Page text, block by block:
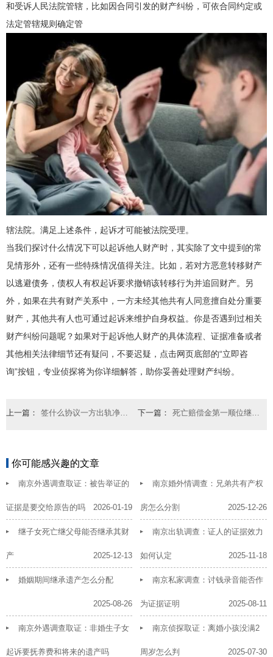
和受诉人民法院管辖，比如因合同引发的财产纠纷，可依合同约定或
法定管辖规则确定管
辖法院。满足上述条件，起诉才可能被法院受理。
当我们探讨什么情况下可以起诉他人财产时，其实除了文中提到的常
见情形外，还有一些特殊情况值得关注。比如，若对方恶意转移财产
以逃避债务，债权人有权起诉要求撤销该转移行为并追回财产。另
外，如果在共有财产关系中，一方未经其他共有人同意擅自处分重要
财产，其他共有人也可通过起诉来维护自身权益。你是否遇到过相关
财产纠纷问题呢？如果对于起诉他人财产的具体流程、证据准备或者
其他相关法律细节还有疑问，不要迟疑，点击网页底部的“立即咨
询”按钮，专业侦探将为你详细解答，助你妥善处理财产纠纷。
上一篇： 下一篇：
你可能感兴趣的文章
南京外遇调查取证：被告举证的
证据是要交给原告的吗 2026-01-19
南京婚外情调查：兄弟共有产权
房怎么分割 2025-12-26
继子女死亡继父母能否继承其财
产 2025-12-13
南京出轨调查：证人的证据效力
如何认定 2025-11-18
婚姻期间继承遗产怎么分配
2025-08-26
南京私家调查：讨钱录音能否作
为证据证明 2025-08-11
南京外遇调查取证：非婚生子女
起诉要抚养费和将来的遗产吗
南京侦探取证：离婚小孩没满2
周岁怎么判 2025-07-30